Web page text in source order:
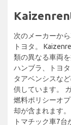
次のメーカーか
トヨタ。
類の異なる車両
ハンブラ、トヨ
タアベンシスな
供しています。
燃料ポリシーオ
却が含まれます
トマチック車7